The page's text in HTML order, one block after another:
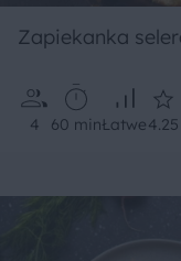
Zapiekanka
4 60 minŁatwe4.25